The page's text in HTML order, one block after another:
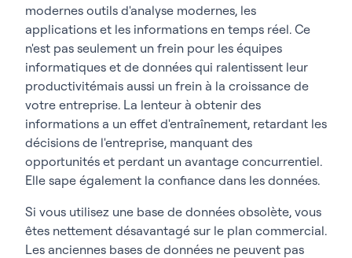
modernes outils d'analyse modernes, les
applications et les informations en temps réel. Ce
n'est pas seulement un frein pour les équipes
informatiques et de données qui ralentissent leur
productivitémais aussi un frein à la croissance de
votre entreprise. La lenteur à obtenir des
informations a un effet d'entraînement, retardant les
décisions de l'entreprise, manquant des
opportunités et perdant un avantage concurrentiel.
Elle sape également la confiance dans les données.
Si vous utilisez une base de données obsolète, vous
êtes nettement désavantagé sur le plan commercial.
Les anciennes bases de données ne peuvent pas